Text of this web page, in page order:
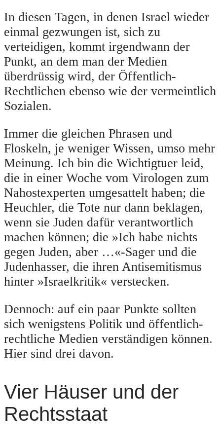
In diesen Tagen, in denen Israel wieder
einmal gezwungen ist, sich zu
verteidigen, kommt irgendwann der
Punkt, an dem man der Medien
überdrüssig wird, der Öffentlich-
Rechtlichen ebenso wie der vermeintlich
Sozialen.
Immer die gleichen Phrasen und
Floskeln, je weniger Wissen, umso mehr
Meinung. Ich bin die Wichtigtuer leid,
die in einer Woche vom Virologen zum
Nahostexperten umgesattelt haben; die
Heuchler, die Tote nur dann beklagen,
wenn sie Juden dafür verantwortlich
machen können; die »Ich habe nichts
gegen Juden, aber …«-Sager und die
Judenhasser, die ihren Antisemitismus
hinter »Israelkritik« verstecken.
Dennoch: auf ein paar Punkte sollten
sich wenigstens Politik und öffentlich-
rechtliche Medien verständigen können.
Hier sind drei davon.
Vier Häuser und der
Rechtsstaat